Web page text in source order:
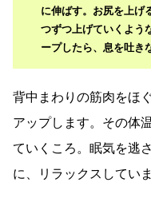
に伸ばす。お尻を上げ
つずつ上げていくよう
ープしたら、息を吐き
背中まわりの筋肉をほ
アップします。その体
ていくころ。眠気を逃
に、リラックスしてい